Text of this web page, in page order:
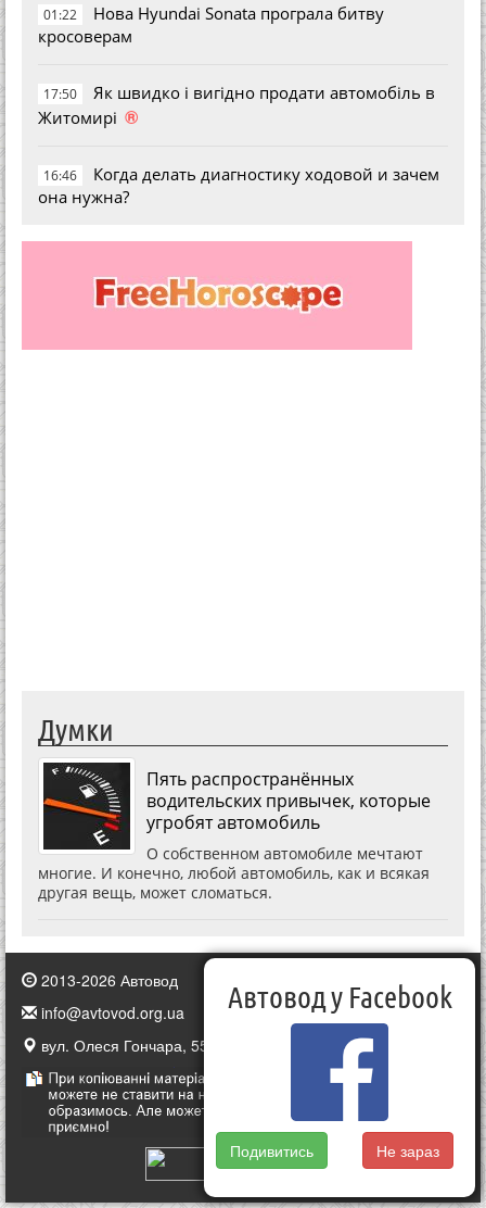
01:22
Нова Hyundai Sonata програла битву
кросоверам
17:50
Як швидко і вигідно продати автомобіль в
Житомирі ®
16:46
Когда делать диагностику ходовой и зачем
она нужна?
Думки
Пять распространённых
водительских привычек, которые
угробят автомобиль
О собственном автомобиле мечтают
многие. И конечно, любой автомобиль, как и всякая
другая вещь, может сломаться.
2013-2026 Автовод
info@avtovod.org.ua
вул. Олеся Гончара, 55, Київ, Україна
Автовод у Facebook
Подивитись Не зараз